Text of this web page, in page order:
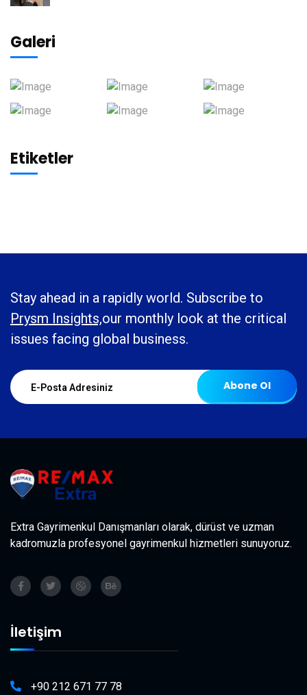
Galeri
Etiketler
Stay ahead in a rapidly world. Subscribe to
Prysm Insights,our monthly look at the critical
issues facing global business.
Abone Ol
Extra Gayrimenkul Danışmanları olarak, dürüst ve uzman
kadromuzla profesyonel gayrimenkul hizmetleri sunuyoruz.
İletişim
+90 212 671 77 78